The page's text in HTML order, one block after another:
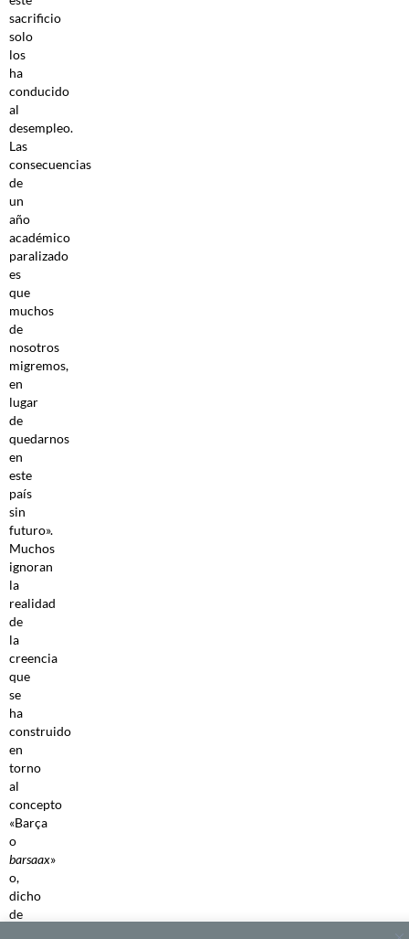
sacrificio
solo
los
ha
conducido
al
desempleo.
Las
consecuencias
de
un
año
académico
paralizado
es
que
muchos
de
nosotros
migremos,
en
lugar
de
quedarnos
en
este
país
sin
futuro».
Muchos
ignoran
la
realidad
de
la
creencia
que
se
ha
construido
en
torno
al
concepto
«Barça
o
barsaax»
o,
dicho
de